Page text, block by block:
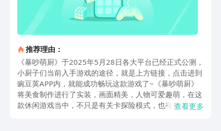
推荐理由：
《暴吵萌厨》于2025年5月28日各大平台已经正式公测，
小厨子们当前入手游戏的途径，就是上方链接，点击进到
豌豆荚APP内，就能成功畅玩这款游戏了~《暴吵萌厨》
将美食制作进行了实装，画面精美，人物可爱趣萌，在这
款休闲游戏当中，不只是有关卡探险模式，也有多人竞技
查看更多